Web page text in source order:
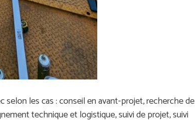
les cas : conseil en avant-projet, recherche de
technique et logistique, suivi de projet, suivi